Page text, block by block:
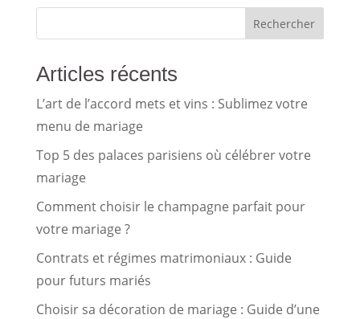
Rechercher
Articles récents
L’art de l’accord mets et vins : Sublimez votre
menu de mariage
Top 5 des palaces parisiens où célébrer votre
mariage
Comment choisir le champagne parfait pour
votre mariage ?
Contrats et régimes matrimoniaux : Guide
pour futurs mariés
Choisir sa décoration de mariage : Guide d’une